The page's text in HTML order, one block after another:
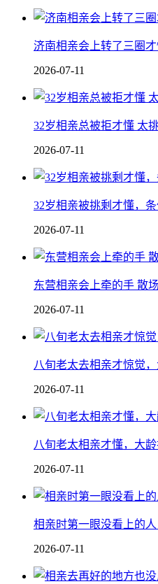
济南相亲会上转了三圈
2026-07-11
32岁相亲总被拒才懂 太
2026-07-11
32岁相亲被挑剩才懂，
2026-07-11
东营相亲会上牵的手 散
2026-07-11
八旬老太去相亲才惊觉
2026-07-11
八旬老太相亲才懂，大
2026-07-11
相亲时第一眼没看上的
2026-07-11